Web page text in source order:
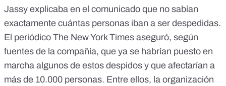
Jassy explicaba en el comunicado que no sabían
exactamente cuántas personas iban a ser despedidas.
El periódico The New York Times aseguró, según
fuentes de la compañía, que ya se habrían puesto en
marcha algunos de estos despidos y que afectarían a
más de 10.000 personas. Entre ellos, la organización